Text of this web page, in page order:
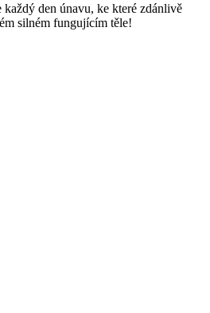
každý den únavu, ke které zdánlivě
silném fungujícím těle!